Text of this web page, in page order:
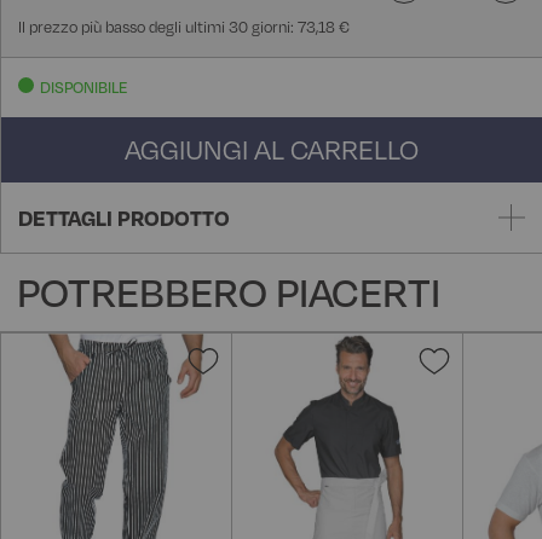
Il prezzo più basso degli ultimi 30 giorni: 73,18 €
DISPONIBILE
AGGIUNGI AL CARRELLO
DETTAGLI PRODOTTO
POTREBBERO PIACERTI
Aggiungi
desideri
Aggiungi